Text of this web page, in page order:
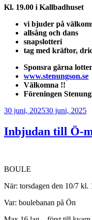
Kl. 19.00 i Kallbadhuset
vi bjuder på
allsång och dans
snapslotteri
tag med kräftor,
Sponsra gärna
www.stenungson.se
Välkomna !!
Föreningen
Publicerat
30 juni, 202530 juni, 2025
Inbjudan till Ö-
BOULE
När: torsdagen den 10/7
Var: boulebanan på Ön